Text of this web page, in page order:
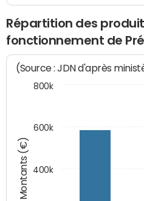
Répartition des
fonctionnement de
Montants (€)
(Source : JDN d'après
400k
600k
800k